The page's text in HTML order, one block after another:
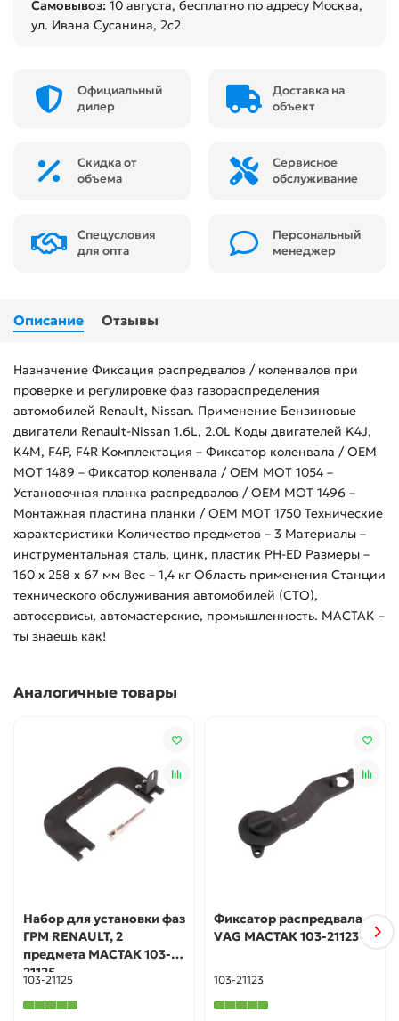
Самовывоз: 10 августа, бесплатно по адресу Москва,
ул. Ивана Сусанина, 2с2
Официальный
дилер
Доставка на
объект
Скидка от
объема
Сервисное
обслуживание
Спецусловия
для опта
Персональный
менеджер
Описание Отзывы
Назначение Фиксация распредвалов / коленвалов при
проверке и регулировке фаз газораспределения
автомобилей Renault, Nissan. Применение Бензиновые
двигатели Renault-Nissan 1.6L, 2.0L Коды двигателей K4J,
K4M, F4P, F4R Комплектация – Фиксатор коленвала / OEM
MOT 1489 – Фиксатор коленвала / OEM MOT 1054 –
Установочная планка распредвалов / OEM MOT 1496 –
Монтажная пластина планки / OEM MOT 1750 Технические
характеристики Количество предметов – 3 Материалы –
инструментальная сталь, цинк, пластик PH-ED Размеры –
160 х 258 х 67 мм Вес – 1,4 кг Область применения Станции
технического обслуживания автомобилей (СТО),
автосервисы, автомастерские, промышленность. МАСТАК –
ты знаешь как!
Аналогичные товары
Набор для установки фаз
ГРМ RENAULT, 2
предмета МАСТАК 103-
21125
103-21125
Фиксатор распредвала
VAG МАСТАК 103-21123
103-21123